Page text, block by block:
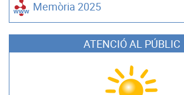
Memòria 2025
ATENCIÓ AL PÚBLIC